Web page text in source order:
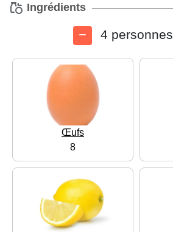
Ingrédients
4 personnes
Œufs
8